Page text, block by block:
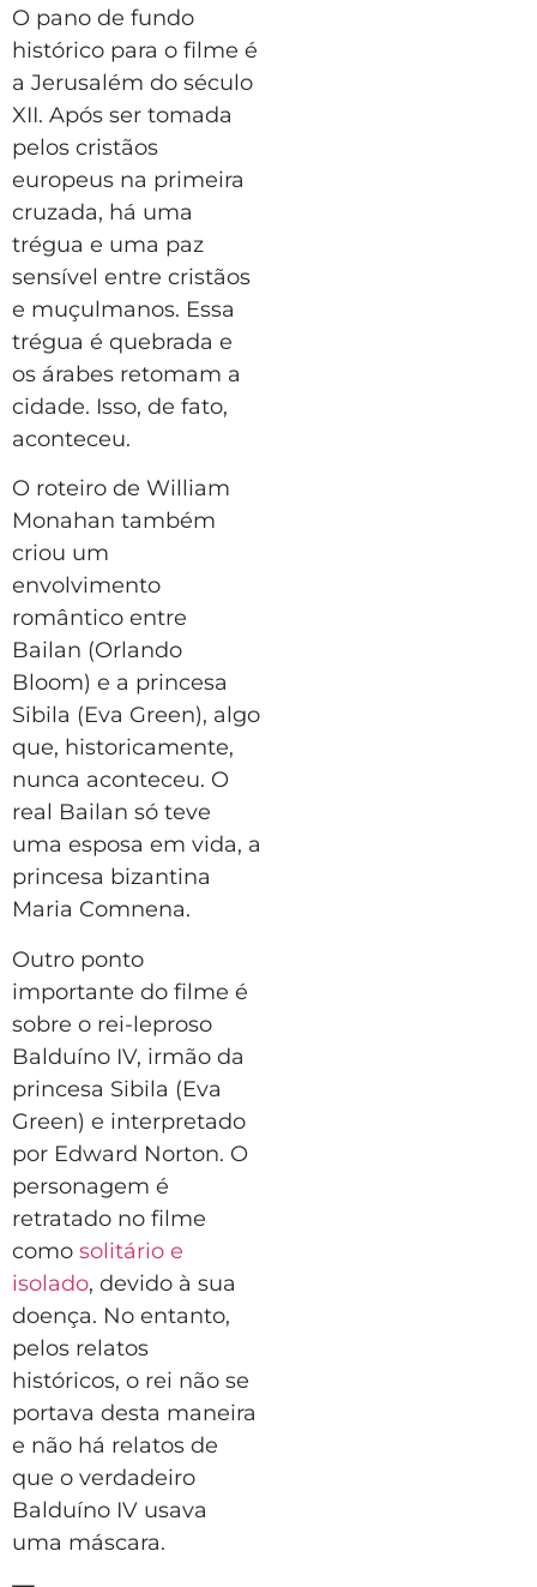
O pano de fundo
histórico para o filme é
a Jerusalém do século
XII. Após ser tomada
pelos cristãos
europeus na primeira
cruzada, há uma
trégua e uma paz
sensível entre cristãos
e muçulmanos. Essa
trégua é quebrada e
os árabes retomam a
cidade. Isso, de fato,
aconteceu.
O roteiro de William
Monahan também
criou um
envolvimento
romântico entre
Bailan (Orlando
Bloom) e a princesa
Sibila (Eva Green), algo
que, historicamente,
nunca aconteceu. O
real Bailan só teve
uma esposa em vida, a
princesa bizantina
Maria Comnena.
Outro ponto
importante do filme é
sobre o rei-leproso
Balduíno IV, irmão da
princesa Sibila (Eva
Green) e interpretado
por Edward Norton. O
personagem é
retratado no filme
como solitário e
isolado, devido à sua
doença. No entanto,
pelos relatos
históricos, o rei não se
portava desta maneira
e não há relatos de
que o verdadeiro
Balduíno IV usava
uma máscara.